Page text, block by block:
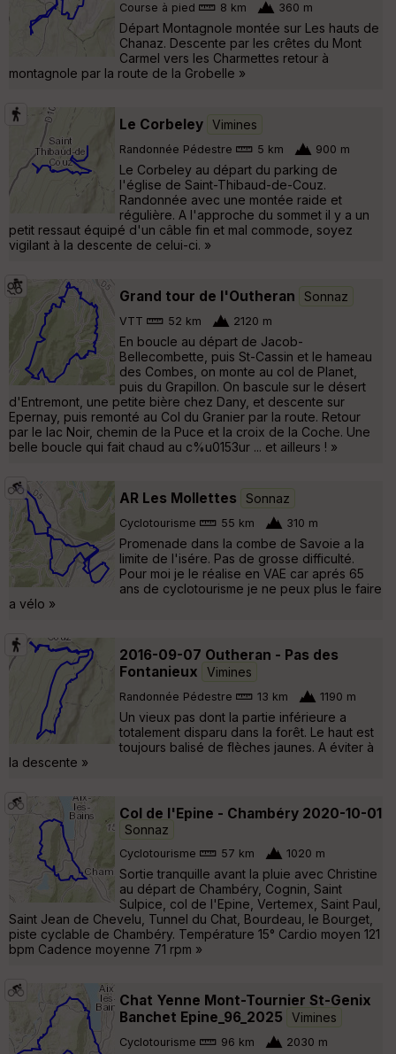
Course à pied 8 km 360 m
Départ Montagnole montée sur Les hauts de
Chanaz. Descente par les crêtes du Mont
Carmel vers les Charmettes retour à
montagnole par la route de la Grobelle »
Le Corbeley Vimines
Randonnée Pédestre 5 km 900 m
Le Corbeley au départ du parking de
l'église de Saint-Thibaud-de-Couz.
Randonnée avec une montée raide et
régulière. A l'approche du sommet il y a un
petit ressaut équipé d'un câble fin et mal commode, soyez
vigilant à la descente de celui-ci. »
Grand tour de l'Outheran Sonnaz
VTT 52 km 2120 m
En boucle au départ de Jacob-
Bellecombette, puis St-Cassin et le hameau
des Combes, on monte au col de Planet,
puis du Grapillon. On bascule sur le désert
d'Entremont, une petite bière chez Dany, et descente sur
Epernay, puis remonté au Col du Granier par la route. Retour
par le lac Noir, chemin de la Puce et la croix de la Coche. Une
belle boucle qui fait chaud au c%u0153ur ... et ailleurs ! »
AR Les Mollettes Sonnaz
Cyclotourisme 55 km 310 m
Promenade dans la combe de Savoie a la
limite de l'isére. Pas de grosse difficulté.
Pour moi je le réalise en VAE car aprés 65
ans de cyclotourisme je ne peux plus le faire
a vélo »
2016-09-07 Outheran - Pas des
Fontanieux
Vimines
Randonnée Pédestre 13 km 1190 m
Un vieux pas dont la partie inférieure a
totalement disparu dans la forêt. Le haut est
toujours balisé de flèches jaunes. A éviter à
la descente »
Col de l'Epine - Chambéry 2020-10-01
Sonnaz
Cyclotourisme 57 km 1020 m
Sortie tranquille avant la pluie avec Christine
au départ de Chambéry, Cognin, Saint
Sulpice, col de l'Epine, Vertemex, Saint Paul,
Saint Jean de Chevelu, Tunnel du Chat, Bourdeau, le Bourget,
piste cyclable de Chambéry. Température 15° Cardio moyen 121
bpm Cadence moyenne 71 rpm »
Chat Yenne Mont-Tournier St-Genix
Banchet Epine_96_2025
Vimines
Cyclotourisme 96 km 2030 m